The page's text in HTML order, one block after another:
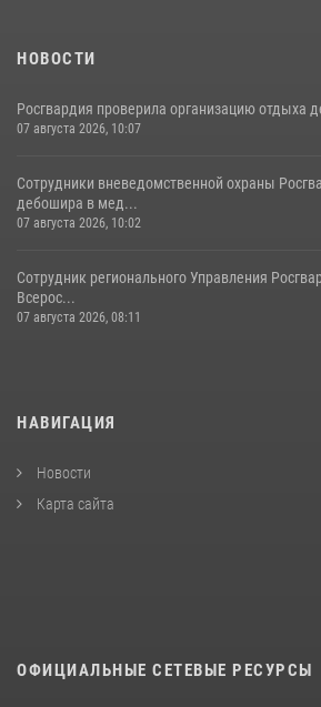
НОВОСТИ
Росгвардия проверила организацию отдыха
07 августа 2026, 10:07
Сотрудники вневедомственной охраны
дебошира в мед...
07 августа 2026, 10:02
Сотрудник регионального Управления
Всерос...
07 августа 2026, 08:11
НАВИГАЦИЯ
Новости
Карта сайта
ОФИЦИАЛЬНЫЕ СЕТЕВЫЕ РЕСУРСЫ